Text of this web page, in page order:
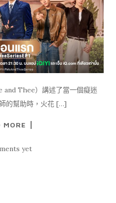
and Thee）講述了當一個癡迷
的幫助時，火花 […]
MORE
yet